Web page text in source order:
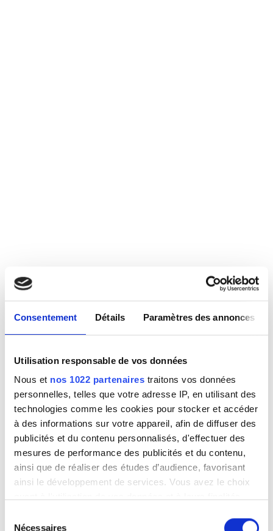
Consentement Détails Paramètres des annonces
Utilisation responsable de vos données
Nous et nos 1022 partenaires traitons vos données
personnelles, telles que votre adresse IP, en utilisant des
technologies comme les cookies pour stocker et accéder
à des informations sur votre appareil, afin de diffuser des
publicités et du contenu personnalisés, d'effectuer des
mesures de performance des publicités et du contenu,
ainsi que de réaliser des études d’audience, favorisant
ainsi le développement de services. Vous avez le choix
tout moment en consultant la Déclaration relative aux
Nécessaires